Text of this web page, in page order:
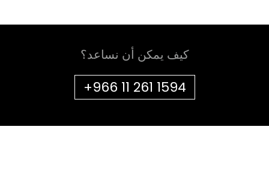
كيف يمكن أن نساعد؟
+966 11 261 1594